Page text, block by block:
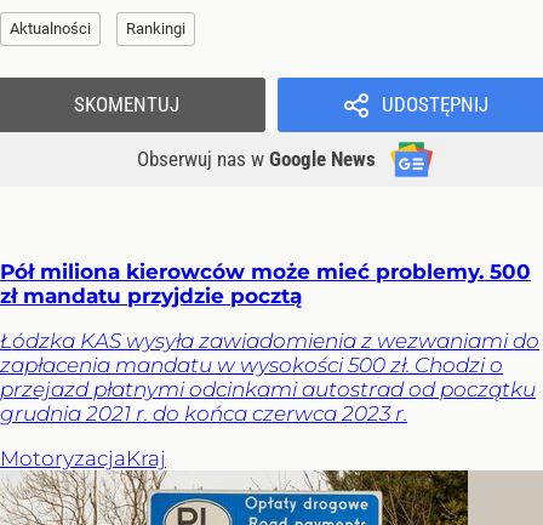
Aktualności Rankingi
UDOSTĘPNIJ
Obserwuj nas w Google News
SKOMENTUJ
Pół miliona kierowców może mieć problemy. 500
zł mandatu przyjdzie pocztą
Łódzka KAS wysyła zawiadomienia z wezwaniami do
zapłacenia mandatu w wysokości 500 zł. Chodzi o
przejazd płatnymi odcinkami autostrad od początku
grudnia 2021 r. do końca czerwca 2023 r.
MotoryzacjaKraj